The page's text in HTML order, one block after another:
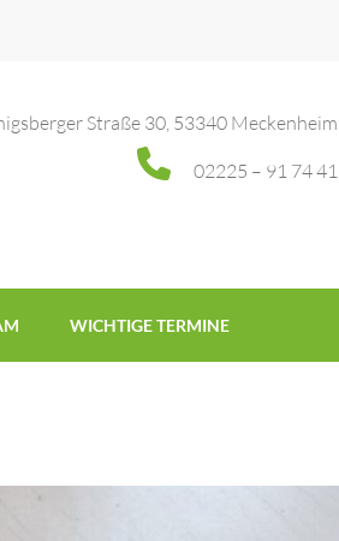
Straße 30, 53340 Meckenheim
02225 – 91 74 41
WICHTIGE TERMINE